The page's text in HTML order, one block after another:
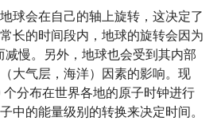
球会在自己的轴上旋转，这决定了
长的时间段内，地球的旋转会因为
慢。另外，地球也会受到其内部
大气层，海洋）因素的影响。现
分布在世界各地的原子时钟进行
中的能量级别的转换来决定时间。